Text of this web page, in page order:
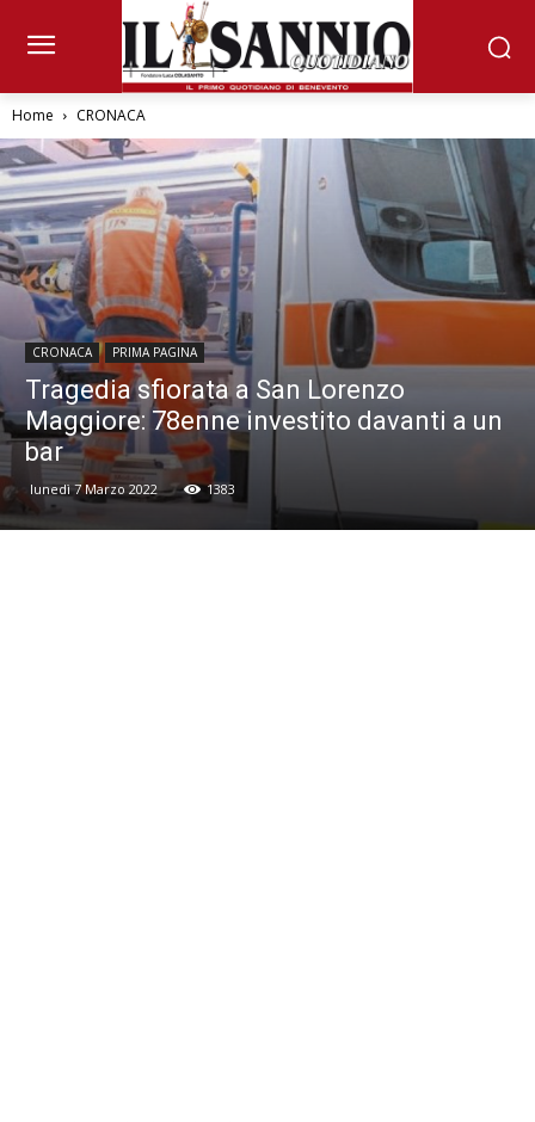
Home CRONACA
CRONACA PRIMA PAGINA
Tragedia sfiorata a San Lorenzo
Maggiore: 78enne investito davanti a un
bar
lunedì 7 Marzo 2022 1383